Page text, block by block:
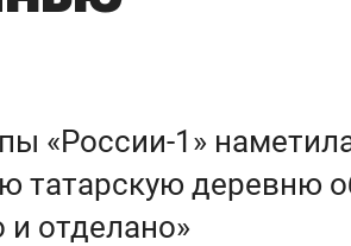
«России-1»
татарскую деревню
отделано»